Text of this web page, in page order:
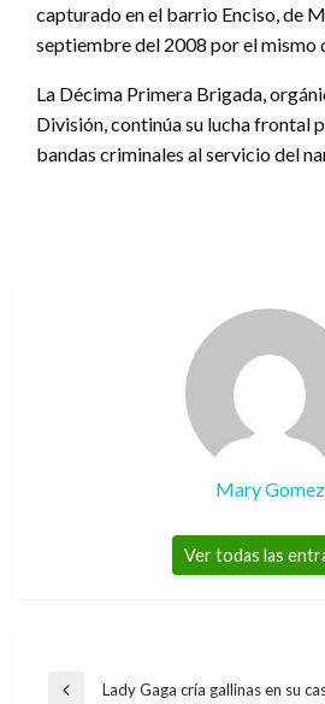
capturado en el barrio Enciso, de
septiembre del 2008 por el mismo
La Décima Primera Brigada,
División, continúa su lucha frontal
bandas criminales al servicio del
Mary Gomez
Ver todas las
Navegación
Entrada
Lady Gaga cría gallinas en su